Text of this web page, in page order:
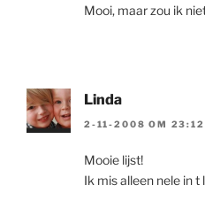
Mooi, maar zou ik
Linda
2-11-2008 OM 23:12
Mooie lijst!
Ik mis alleen nele in t